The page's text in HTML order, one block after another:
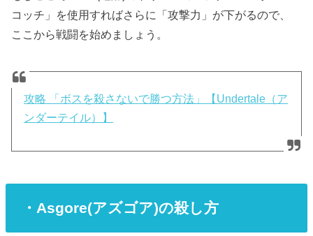
コッチ」を使用すればさらに「攻撃力」が下がるので、
ここから戦闘を始めましょう。
攻略 「ボスを殺さないで勝つ方法」【Undertale（ア
ンダーテイル）】
・Asgore(アズゴア)の殺し方